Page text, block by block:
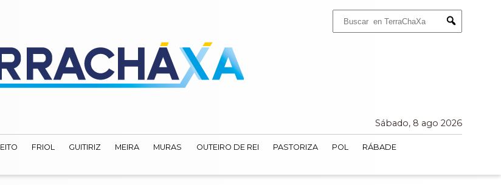
Submit
Sábado, 8 ago 2026
FRIOL GUITIRIZ MEIRA MURAS OUTEIRO DE REI PASTORIZA POL
RÁBADE